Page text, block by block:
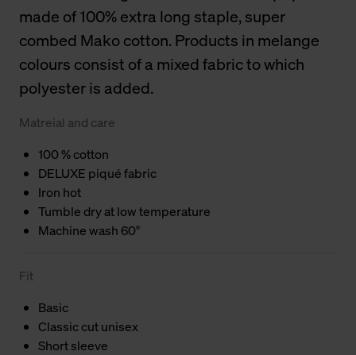
made of 100% extra long staple, super
combed Mako cotton. Products in melange
colours consist of a mixed fabric to which
polyester is added.
Matreial and care
100 % cotton
DELUXE piqué fabric
Iron hot
Tumble dry at low temperature
Machine wash 60°
Fit
Basic
Classic cut unisex
Short sleeve